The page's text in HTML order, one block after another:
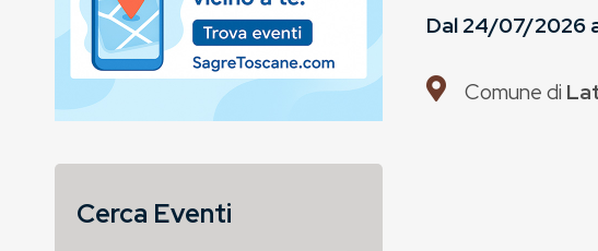
Dal24/07/2026
Comune di
Cerca Eventi